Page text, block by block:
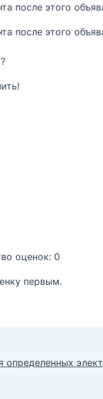
после этого
после этого
оценок: 0
первым.
определенных